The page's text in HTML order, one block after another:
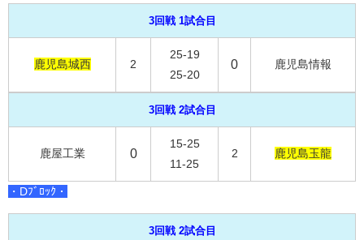
3回戦 1試合目
鹿児島城西 2
25-19
25-20
0 鹿児島情報
3回戦 2試合目
鹿屋工業 0
15-25
11-25
2 鹿児島玉龍
・Dﾌﾞﾛｯｸ・
3回戦 2試合目